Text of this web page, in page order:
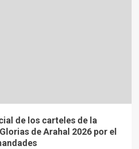
de los carteles de la
de Arahal 2026 por el